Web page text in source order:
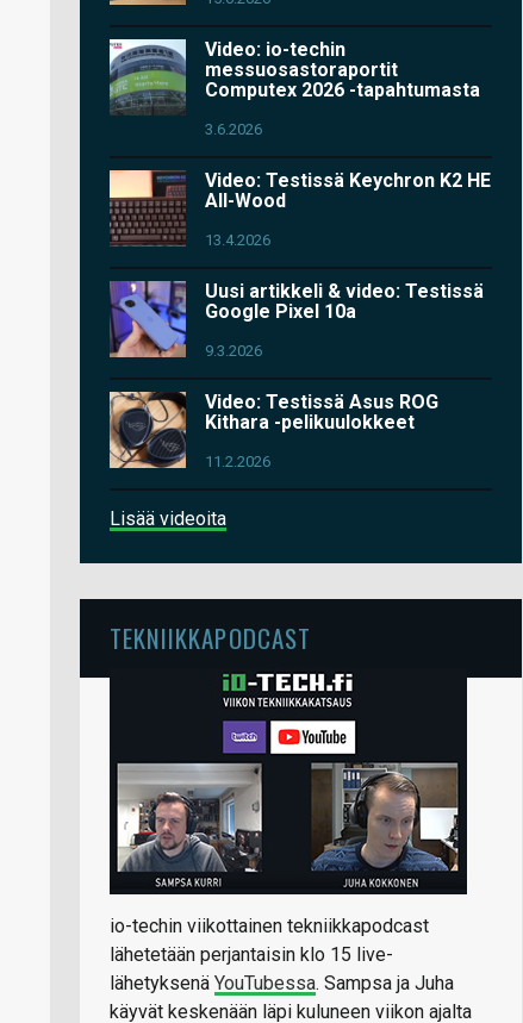
Video: io-techin
messuosastoraportit
Computex 2026 -tapahtumasta
3.6.2026
Video: Testissä Keychron K2 HE
All-Wood
13.4.2026
Uusi artikkeli & video: Testissä
Google Pixel 10a
9.3.2026
Video: Testissä Asus ROG
Kithara -pelikuulokkeet
11.2.2026
Lisää videoita
TEKNIIKKAPODCAST
io-techin viikottainen tekniikkapodcast
lähetetään perjantaisin klo 15 live-
lähetyksenä YouTubessa. Sampsa ja Juha
käyvät keskenään läpi kuluneen viikon ajalta